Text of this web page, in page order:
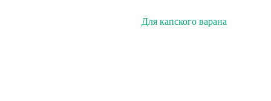
Для капского варана